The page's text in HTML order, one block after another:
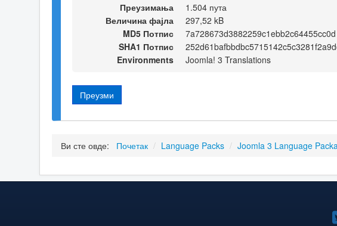
Преузимања
1.504 пута
Величина фајла
297,52 kB
MD5 Потпис
7a728673d3882259c1ebb2c64455cc0d
SHA1 Потпис
Environments
Joomla! 3 Translations
Преузми
Ви сте овде: Почетак / Language Packs / Joomla 3 Language